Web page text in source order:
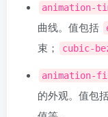
animation-
曲线。值包括
束；
cubic-
animation-
的外观。值包